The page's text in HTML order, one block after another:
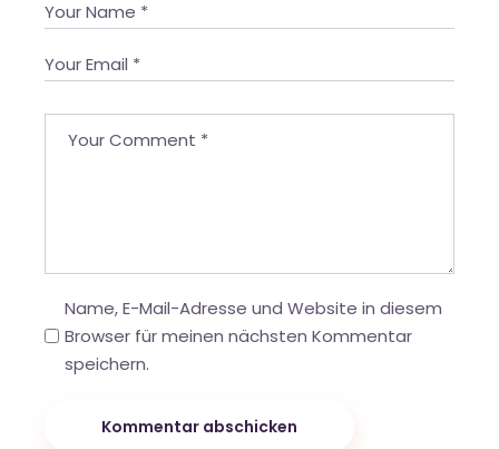
Name, E-Mail-Adresse und Website in diesem
Browser für meinen nächsten Kommentar
speichern.
Kommentar abschicken